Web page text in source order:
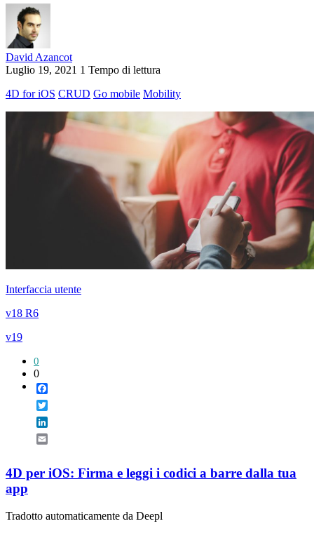
David Azancot
Luglio 19, 2021 1 Tempo di lettura
4D for iOS CRUD Go mobile Mobility
Interfaccia utente
v18 R6
v19
0
0
4D per iOS: Firma e leggi i codici a barre dalla tua
app
Tradotto automaticamente da Deepl